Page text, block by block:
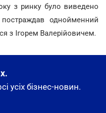
з ринку було виведено
однойменний
з Ігорем Валерійовичем.
усіх бізнес-новин.